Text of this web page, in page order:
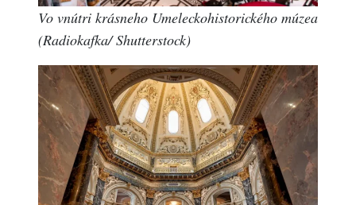
Vo vnútri krásneho Umeleckohistorického múzea
(Radiokafka/ Shutterstock)